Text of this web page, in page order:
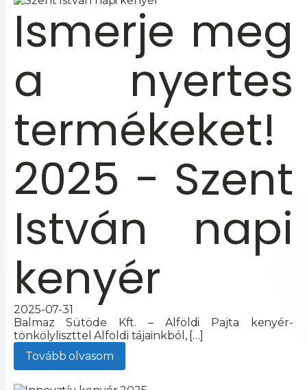
Ismerje meg
a nyertes
termékeket!
2025 - Szent
István napi
kenyér
2025-07-31
Balmaz Sütöde Kft. – Alföldi Pajta kenyér-
tönkölyliszttel Alföldi tájainkból, […]
Tovább olvasom